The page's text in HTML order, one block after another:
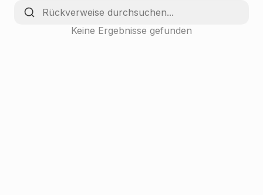
Keine Ergebnisse gefunden